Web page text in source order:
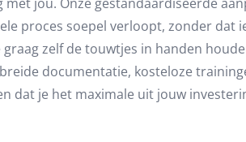
proces soepel verloopt, zonder dat
graag zelf de touwtjes in handen
documentatie, kosteloze
dat je het maximale uit jouw